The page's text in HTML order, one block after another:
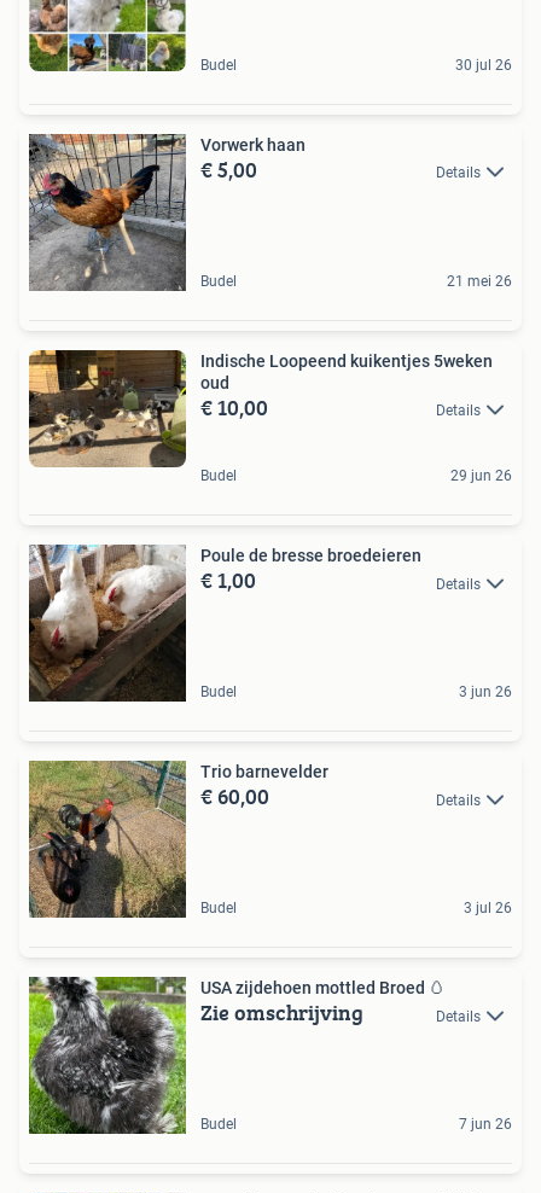
Budel 30 jul 26
Vorwerk haan
€ 5,00 Details
Budel 21 mei 26
Indische Loopeend kuikentjes 5weken
oud
€ 10,00 Details
Budel 29 jun 26
Poule de bresse broedeieren
€ 1,00 Details
Budel 3 jun 26
Trio barnevelder
€ 60,00 Details
Budel 3 jul 26
USA zijdehoen mottled Broed 🥚
Zie omschrijving Details
Budel 7 jun 26